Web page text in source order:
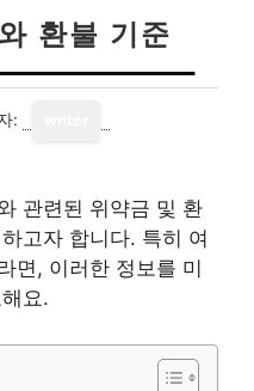
환불 기준
:
관련된 위약금 및 환
고자 합니다. 특히 여
면, 이러한 정보를 미
요.